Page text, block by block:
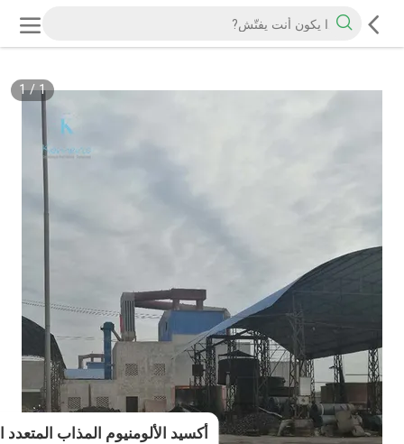
1
/
1
أكسيد الألومنيوم المذاب